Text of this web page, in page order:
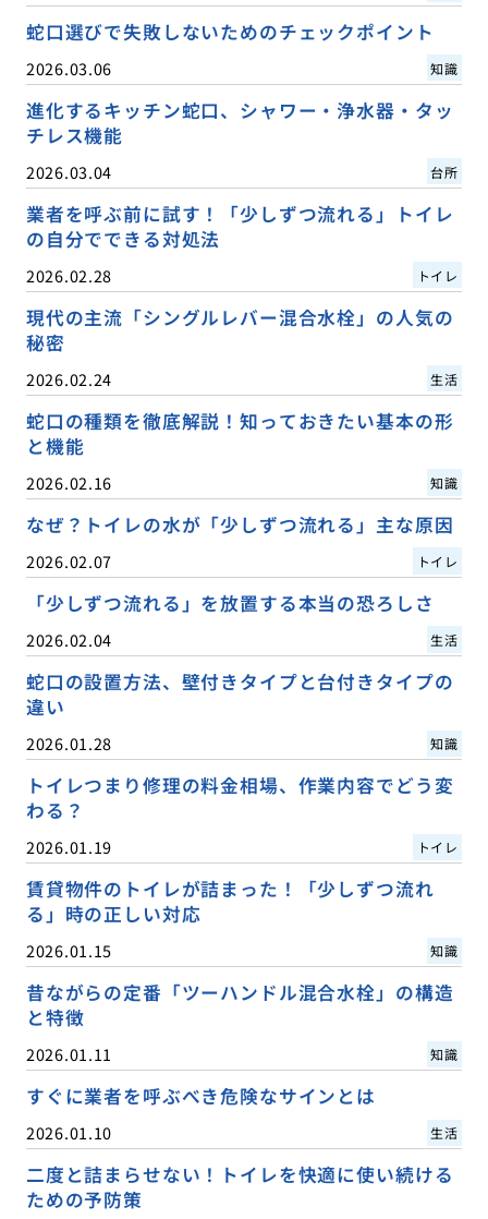
蛇口選びで失敗しないためのチェックポイント
2026.03.06 知識
進化するキッチン蛇口、シャワー・浄水器・タッ
チレス機能
2026.03.04 台所
業者を呼ぶ前に試す！「少しずつ流れる」トイレ
の自分でできる対処法
2026.02.28 トイレ
現代の主流「シングルレバー混合水栓」の人気の
秘密
2026.02.24 生活
蛇口の種類を徹底解説！知っておきたい基本の形
と機能
2026.02.16 知識
なぜ？トイレの水が「少しずつ流れる」主な原因
2026.02.07 トイレ
「少しずつ流れる」を放置する本当の恐ろしさ
2026.02.04 生活
蛇口の設置方法、壁付きタイプと台付きタイプの
違い
2026.01.28 知識
トイレつまり修理の料金相場、作業内容でどう変
わる？
2026.01.19 トイレ
賃貸物件のトイレが詰まった！「少しずつ流れ
る」時の正しい対応
2026.01.15 知識
昔ながらの定番「ツーハンドル混合水栓」の構造
と特徴
2026.01.11 知識
すぐに業者を呼ぶべき危険なサインとは
2026.01.10 生活
二度と詰まらせない！トイレを快適に使い続ける
ための予防策